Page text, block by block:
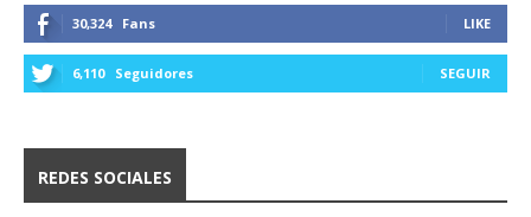
30,324 Fans LIKE
6,110 Seguidores SEGUIR
REDES SOCIALES